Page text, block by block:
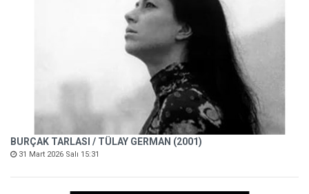
BURÇAK TARLASI / TÜLAY GERMAN (2001)
31 Mart 2026 Salı 15:31